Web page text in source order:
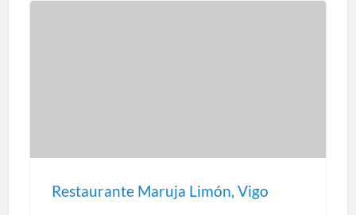
Restaurante Maruja Limón, Vigo